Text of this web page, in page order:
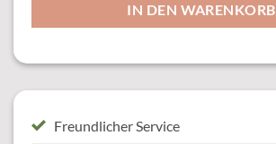
IN DEN WARENKORB
Freundlicher Service